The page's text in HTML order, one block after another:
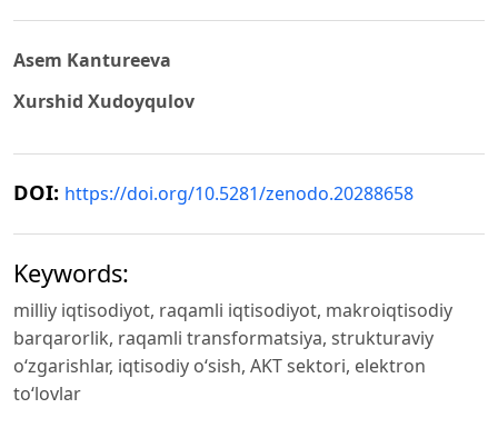
Asem Kantureeva
Xurshid Xudoyqulov
DOI: https://doi.org/10.5281/zenodo.20288658
Keywords:
milliy iqtisodiyot, raqamli iqtisodiyot, makroiqtisodiy
barqarorlik, raqamli transformatsiya, strukturaviy
o‘zgarishlar, iqtisodiy o‘sish, AKT sektori, elektron
to‘lovlar